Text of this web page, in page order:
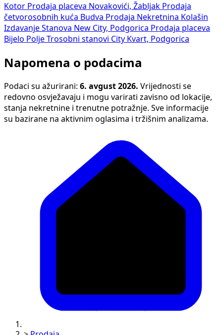
Kotor Prodaja placeva Novakovići, Žabljak Prodaja
četvorosobnih kuća Budva Prodaja Nekretnina Kolašin
Izdavanje Stanova New City, Podgorica Prodaja placeva
Bijelo Polje Trosobni stanovi City Kvart, Podgorica
Napomena o podacima
Podaci su ažurirani: 6. avgust 2026. Vrijednosti se
redovno osvježavaju i mogu varirati zavisno od lokacije,
stanja nekretnine i trenutne potražnje. Sve informacije
su bazirane na aktivnim oglasima i tržišnim analizama.